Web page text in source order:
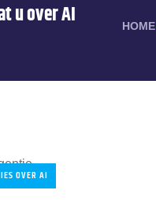
u over AI HOME
OVER AI